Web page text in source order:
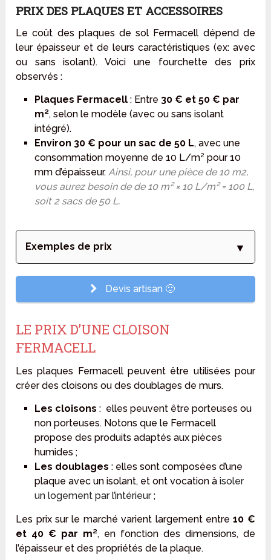
PRIX DES PLAQUES ET ACCESSOIRES
Le coût des plaques de sol Fermacell dépend de
leur épaisseur et de leurs caractéristiques (ex: avec
ou sans isolant). Voici une fourchette des prix
observés :
Plaques Fermacell: Entre 30 € et 50 € par
m², selon le modèle (avec ou sans isolant
intégré).
Environ 30 € pour un sac de 50 L, avec une
consommation moyenne de 10 L/m² pour 10
mm d’épaisseur. Ainsi, pour une pièce de 10 m2,
vous aurez besoin de de 10 m² × 10 L/m² = 100 L,
soit 2 sacs de 50 L.
Exemples de prix
Devis artisan 🙂
LE PRIX D’UNE CLOISON
FERMACELL
Les plaques Fermacell peuvent être utilisées pour
créer des cloisons ou des doublages de murs.
Les cloisons : elles peuvent être porteuses ou
non porteuses. Notons que le Fermacell
propose des produits adaptés aux pièces
humides ;
Les doublages : elles sont composées d’une
plaque avec un isolant, et ont vocation à isoler
un logement par l’intérieur;
Les prix sur le marché varient largement entre10 €
et 40 € par m², en fonction des dimensions, de
l’épaisseur et des propriétés de la plaque.